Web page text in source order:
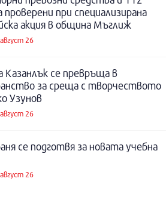
проверени при специализирана
акция в община Мъглиж
26
се превръща в
за среща с творчеството
Узунов
26
се подготвя за новата учебна
26